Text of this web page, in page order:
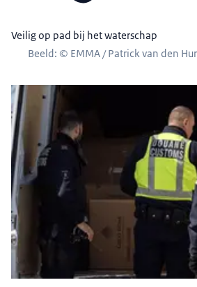
Veilig op pad bij het waterschap
Beeld: © EMMA / Patrick van den